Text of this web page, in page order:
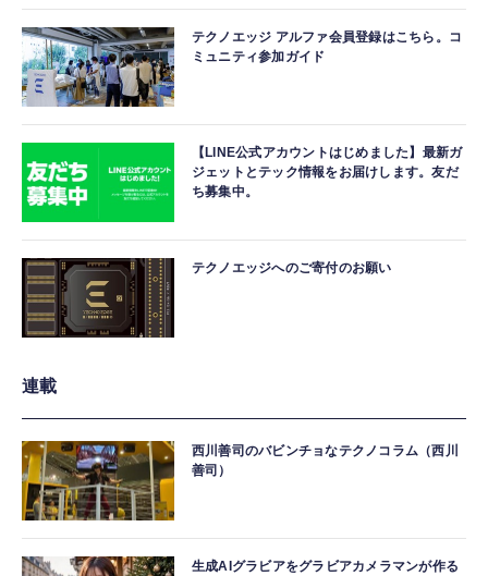
テクノエッジ アルファ会員登録はこちら。コ
ミュニティ参加ガイド
【LINE公式アカウントはじめました】最新ガ
ジェットとテック情報をお届けします。友だ
ち募集中。
テクノエッジへのご寄付のお願い
連載
西川善司のバビンチョなテクノコラム（西川
善司）
生成AIグラビアをグラビアカメラマンが作る